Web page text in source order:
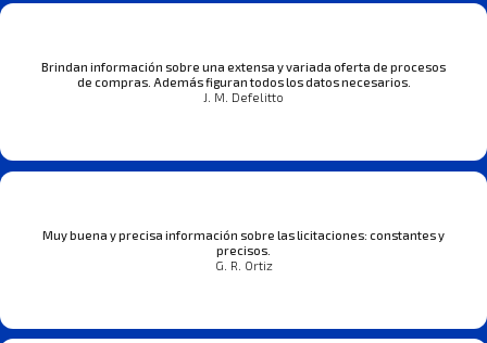
Brindan información sobre una extensa y variada oferta de procesos
de compras. Además figuran todos los datos necesarios.
J. M. Defelitto
Muy buena y precisa información sobre las licitaciones: constantes y
precisos.
G. R. Ortiz